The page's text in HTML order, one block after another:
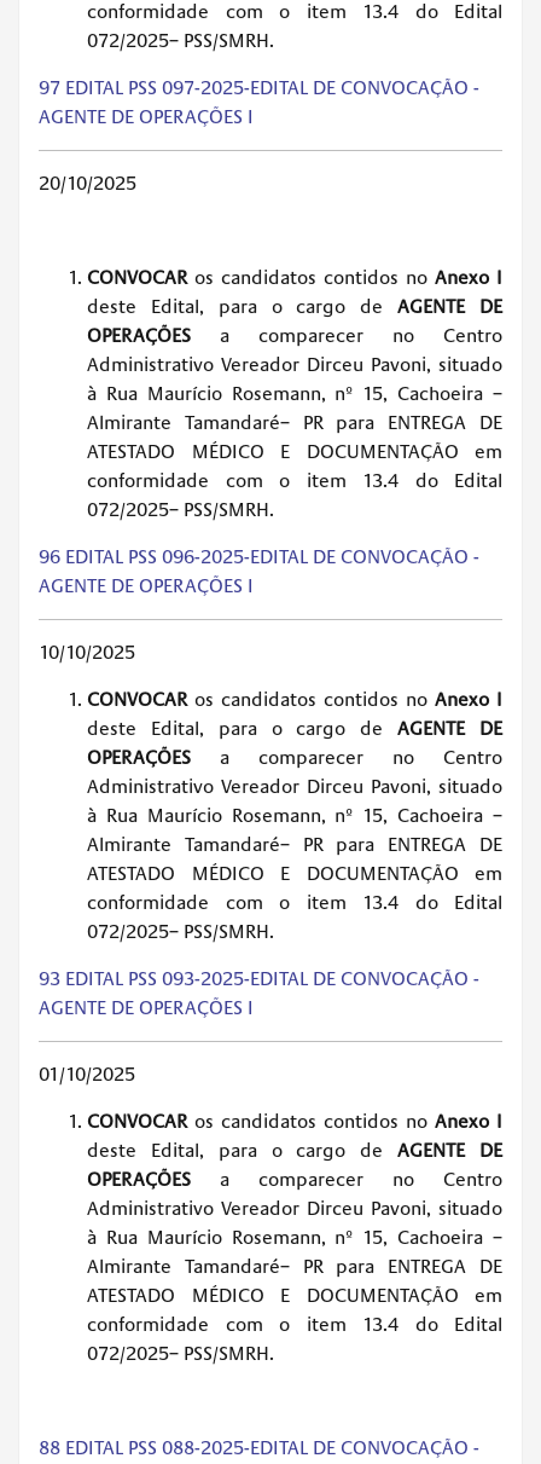
conformidade com o item 13.4 do Edital
072/2025– PSS/SMRH.
97 EDITAL PSS 097-2025-EDITAL DE CONVOCAÇÃO -
AGENTE DE OPERAÇÕES I
20/10/2025
CONVOCAR os candidatos contidos no Anexo I
deste Edital, para o cargo deAGENTE DE
OPERAÇÕES a comparecer no Centro
Administrativo Vereador Dirceu Pavoni, situado
à Rua Maurício Rosemann, nº 15, Cachoeira –
Almirante Tamandaré– PR para ENTREGA DE
ATESTADO MÉDICO E DOCUMENTAÇÃO em
conformidade com o item 13.4 do Edital
072/2025– PSS/SMRH.
96 EDITAL PSS 096-2025-EDITAL DE CONVOCAÇÃO -
AGENTE DE OPERAÇÕES I
10/10/2025
CONVOCAR os candidatos contidos no Anexo I
deste Edital, para o cargo deAGENTE DE
OPERAÇÕES a comparecer no Centro
Administrativo Vereador Dirceu Pavoni, situado
à Rua Maurício Rosemann, nº 15, Cachoeira –
Almirante Tamandaré– PR para ENTREGA DE
ATESTADO MÉDICO E DOCUMENTAÇÃO em
conformidade com o item 13.4 do Edital
072/2025– PSS/SMRH.
93 EDITAL PSS 093-2025-EDITAL DE CONVOCAÇÃO -
AGENTE DE OPERAÇÕES I
01/10/2025
CONVOCAR os candidatos contidos no Anexo I
deste Edital, para o cargo deAGENTE DE
OPERAÇÕES a comparecer no Centro
Administrativo Vereador Dirceu Pavoni, situado
à Rua Maurício Rosemann, nº 15, Cachoeira –
Almirante Tamandaré– PR para ENTREGA DE
ATESTADO MÉDICO E DOCUMENTAÇÃO em
conformidade com o item 13.4 do Edital
072/2025– PSS/SMRH.
88 EDITAL PSS 088-2025-EDITAL DE CONVOCAÇÃO -